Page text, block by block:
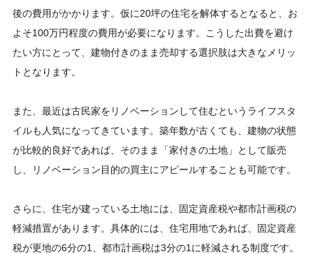
後の費用がかかります。仮に20坪の住宅を解体するとなると、お
よそ100万円程度の費用が必要になります。こうした出費を避け
たい方にとって、建物付きのまま売却する選択肢は大きなメリッ
トとなります。
また、最近は古民家をリノベーションして住むというライフスタ
イルも人気になってきています。築年数が古くても、建物の状態
が比較的良好であれば、そのまま「家付きの土地」として販売
し、リノベーション目的の買主にアピールすることも可能です。
さらに、住宅が建っている土地には、固定資産税や都市計画税の
軽減措置があります。具体的には、住宅用地であれば、固定資産
税が更地の6分の1、都市計画税は3分の1に軽減される制度です。